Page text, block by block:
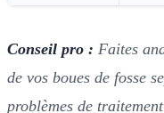
Conseil pro : Faites
de vos boues de fosse
problèmes de